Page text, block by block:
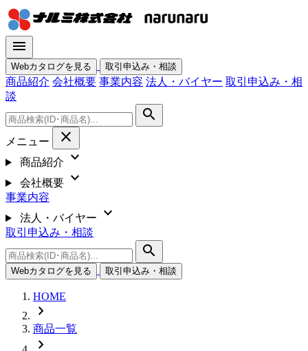
menu
Webカタログを見る 取引申込み・相談
商品紹介 会社概要 事業内容 法人・バイヤー 取引申込み・相
談
search
メニュー close
商品紹介 expand_more
会社概要 expand_more
事業内容
法人・バイヤー
expand_more
取引申込み・相談
search
Webカタログを見る 取引申込み・相談
HOME
chevron_right
商品一覧
chevron_right